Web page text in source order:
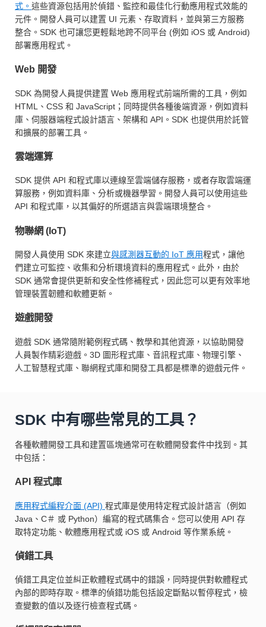
式。 這些資源包括用於偵錯、監控和最佳化行動應用程式效能的
元件。開發人員可以建置 UI 元素、存取資料，並與第三方服務
整合。SDK 也可讓您更輕鬆地跨不同平台 (例如 iOS 或 Android)
部署應用程式。
Web 開發
SDK 為開發人員提供建置 Web 應用程式前端所需的工具，例如
HTML、CSS 和 JavaScript；同時提供各種後端資源，例如資料
庫、伺服器端程式設計語言、架構和 API。SDK 也提供用於託管
和擴展的部署工具。
雲端運算
SDK 提供 API 和程式庫以連線至雲端儲存服務，或者存取雲端運
算服務，例如資料庫、分析或機器學習。開發人員可以使用這些
API 和程式庫，以其偏好的所選語言與雲端環境整合。
物聯網 (IoT)
開發人員使用 SDK 來建立與感測器互動的 IoT 應用程式，讓他
們建立可監控、收集和分析環境資料的應用程式。此外，由於
SDK 通常會提供更新和安全性修補程式，因此您可以更有效率地
管理裝置韌體和軟體更新。
遊戲開發
遊戲 SDK 通常隨附範例程式碼、教學和其他資源，以協助開發
人員製作精彩遊戲。3D 圖形程式庫、音訊程式庫、物理引擎、
人工智慧程式庫、聯網程式庫和開發工具都是標準的遊戲元件。
SDK 中有哪些常見的工具？
各種軟體開發工具和建置區塊通常可在軟體開發套件中找到。其
中包括：
API 程式庫
應用程式編程介面 (API) 程式庫是使用特定程式設計語言（例如
Java、C＃ 或 Python）編寫的程式碼集合。您可以使用 API 存
取特定功能、軟體應用程式或 iOS 或 Android 等作業系統。
偵錯工具
偵錯工具定位並糾正軟體程式碼中的錯誤，同時提供對軟體程式
內部的即時存取。標準的偵錯功能包括設定斷點以暫停程式，檢
查變數的值以及逐行檢查程式碼。